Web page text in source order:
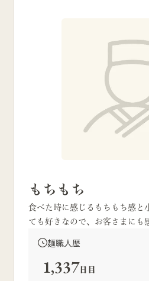
もちもち
食べた時に感じるもちもち感と
ても好きなので、お客さまにも
麺職人歴
1,337 日目